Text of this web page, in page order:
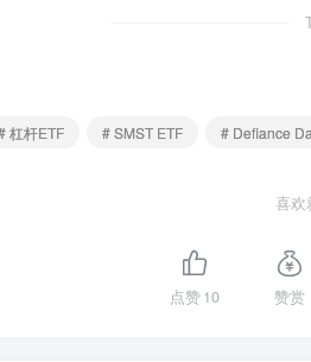
杠杆ETF # SMST ETF # Defiance
喜欢
点赞10 赞赏